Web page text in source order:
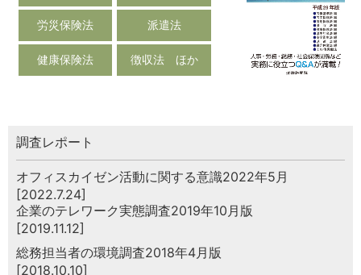
労災保険法 派遣法
健康保険法 徴収法 ほか
調査レポート
オフィスカイゼン活動に関する意識2022年5月
[2022.7.24]
企業のテレワーク実態調査2019年10月版
[2019.11.12]
総務担当者の環境調査2018年4月版
[2018.10.10]